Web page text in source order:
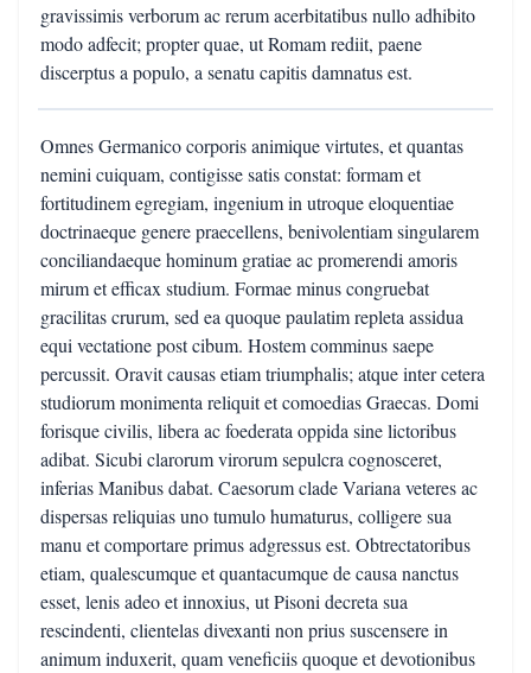
gravissimis verborum ac rerum acerbitatibus nullo adhibito
modo adfecit; propter quae, ut Romam rediit, paene
discerptus a populo, a senatu capitis damnatus est.
Omnes Germanico corporis animique virtutes, et quantas
nemini cuiquam, contigisse satis constat: formam et
fortitudinem egregiam, ingenium in utroque eloquentiae
doctrinaeque genere praecellens, benivolentiam singularem
conciliandaeque hominum gratiae ac promerendi amoris
mirum et efficax studium. Formae minus congruebat
gracilitas crurum, sed ea quoque paulatim repleta assidua
equi vectatione post cibum. Hostem comminus saepe
percussit. Oravit causas etiam triumphalis; atque inter cetera
studiorum monimenta reliquit et comoedias Graecas. Domi
forisque civilis, libera ac foederata oppida sine lictoribus
adibat. Sicubi clarorum virorum sepulcra cognosceret,
inferias Manibus dabat. Caesorum clade Variana veteres ac
dispersas reliquias uno tumulo humaturus, colligere sua
manu et comportare primus adgressus est. Obtrectatoribus
etiam, qualescumque et quantacumque de causa nanctus
esset, lenis adeo et innoxius, ut Pisoni decreta sua
rescindenti, clientelas divexanti non prius suscensere in
animum induxerit, quam veneficiis quoque et devotionibus